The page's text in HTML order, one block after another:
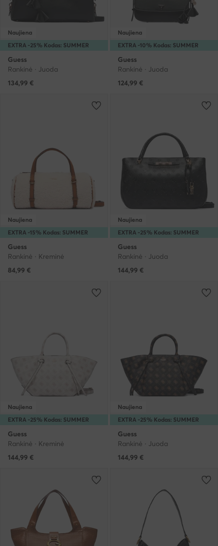
EXTRA -25% Kodas: SUMMER
Naujiena
Guess
Rankinė · Juoda
134,99 €
EXTRA -10% Kodas: SUMMER
Naujiena
Guess
Rankinė · Juoda
124,99 €
EXTRA -15% Kodas: SUMMER
Naujiena
Guess
Rankinė · Kreminė
84,99 €
EXTRA -25% Kodas: SUMMER
Naujiena
Guess
Rankinė · Juoda
144,99 €
EXTRA -25% Kodas: SUMMER
Naujiena
Guess
Rankinė · Kreminė
144,99 €
EXTRA -25% Kodas: SUMMER
Naujiena
Guess
Rankinė · Juoda
144,99 €